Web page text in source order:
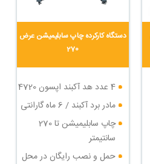
دستگاه کارکرده چاپ سابلیمیشن عرض
270
4 عدد هد آکبند اپسون 4720
مادر برد آکبند / 6 ماه گارانتی
چاپ سابلیمیشن تا 270
سانتیمتر
حمل و نصب رایگان در محل